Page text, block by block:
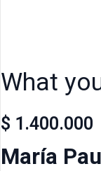
What
$ 1.400.000
María